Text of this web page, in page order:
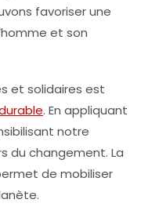
favoriser une
et son
et solidaires est
. En appliquant
notre
du changement. La
de mobiliser